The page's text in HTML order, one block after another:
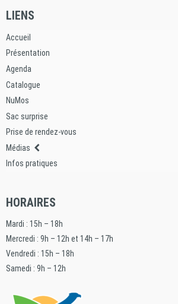
LIENS
Accueil
Présentation
Agenda
Catalogue
NuMos
Sac surprise
Prise de rendez-vous
Médias
Infos pratiques
HORAIRES
Mardi : 15h – 18h
Mercredi : 9h – 12h et 14h – 17h
Vendredi : 15h – 18h
Samedi : 9h – 12h